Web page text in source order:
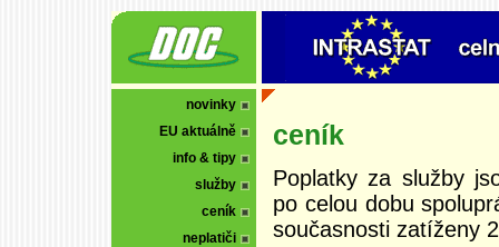
novinky
EU aktuálně
info & tipy
služby
ceník
neplatiči
ceník
Poplatky za služby
po celou dobu
současnosti zatíženy